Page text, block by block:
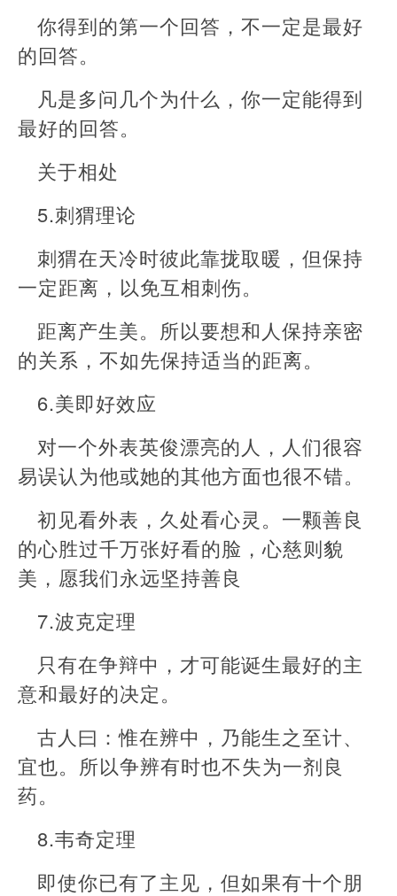
你得到的第一个回答，不一定是最好
的回答。
凡是多问几个为什么，你一定能得到
最好的回答。
关于相处
5.刺猬理论
刺猬在天冷时彼此靠拢取暖，但保持
一定距离，以免互相刺伤。
距离产生美。所以要想和人保持亲密
的关系，不如先保持适当的距离。
6.美即好效应
对一个外表英俊漂亮的人，人们很容
易误认为他或她的其他方面也很不错。
初见看外表，久处看心灵。一颗善良
的心胜过千万张好看的脸，心慈则貌
美，愿我们永远坚持善良
7.波克定理
只有在争辩中，才可能诞生最好的主
意和最好的决定。
古人曰：惟在辨中，乃能生之至计、
宜也。所以争辨有时也不失为一剂良
药。
8.韦奇定理
即使你已有了主见，但如果有十个朋